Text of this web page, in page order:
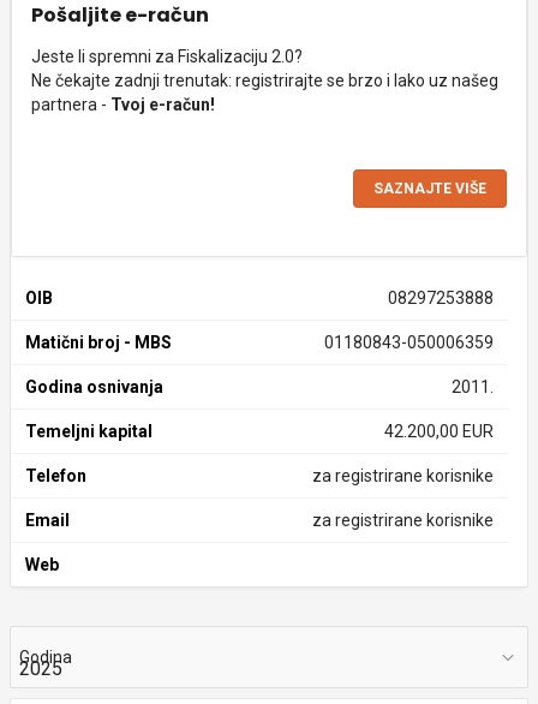
Pošaljite e-račun
Jeste li spremni za Fiskalizaciju 2.0?
Ne čekajte zadnji trenutak: registrirajte se brzo i lako uz našeg
partnera - Tvoj e-račun!
SAZNAJTE VIŠE
OIB 08297253888
Matični broj - MBS 01180843-050006359
Godina osnivanja 2011.
Temeljni kapital 42.200,00 EUR
Telefon za registrirane korisnike
Email za registrirane korisnike
Web
Godina